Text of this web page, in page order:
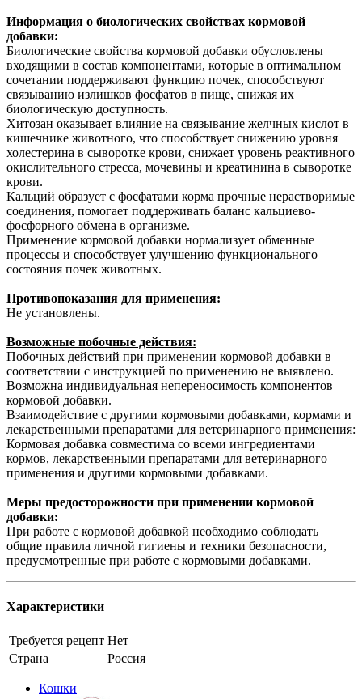
Информация о биологических свойствах кормовой
добавки:
Биологические свойства кормовой добавки обусловлены
входящими в состав компонентами, которые в оптимальном
сочетании поддерживают функцию почек, способствуют
связыванию излишков фосфатов в пище, снижая их
биологическую доступность.
Хитозан оказывает влияние на связывание желчных кислот в
кишечнике животного, что способствует снижению уровня
холестерина в сыворотке крови, снижает уровень реактивного
окислительного стресса, мочевины и креатинина в сыворотке
крови.
Кальций образует с фосфатами корма прочные нерастворимые
соединения, помогает поддерживать баланс кальциево-
фосфорного обмена в организме.
Применение кормовой добавки нормализует обменные
процессы и способствует улучшению функционального
состояния почек животных.
Противопоказания для применения:
Не установлены.
Возможные побочные действия:
Побочных действий при применении кормовой добавки в
соответствии с инструкцией по применению не выявлено.
Возможна индивидуальная непереносимость компонентов
кормовой добавки.
Взаимодействие с другими кормовыми добавками, кормами и
лекарственными препаратами для ветеринарного применения:
Кормовая добавка совместима со всеми ингредиентами
кормов, лекарственными препаратами для ветеринарного
применения и другими кормовыми добавками.
Меры предосторожности при применении кормовой
добавки:
При работе с кормовой добавкой необходимо соблюдать
общие правила личной гигиены и техники безопасности,
предусмотренные при работе с кормовыми добавками.
Характеристики
Требуется рецепт Нет
Страна
Россия
Кошки